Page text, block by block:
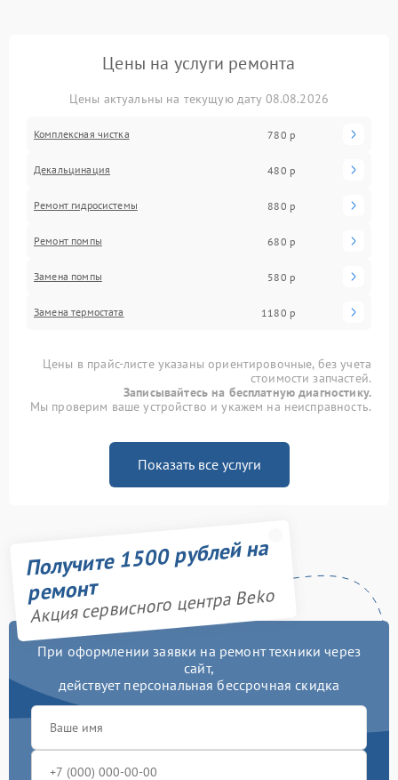
Цены на услуги ремонта
Цены актуальны на текущую дату 08.08.2026
Комплексная чистка 780 р
Декальцинация 480 р
Ремонт гидросистемы 880 р
Ремонт помпы 680 р
Замена помпы 580 р
Замена термостата 1180 р
Цены в прайс-листе указаны ориентировочные, без учета
стоимости запчастей.
Записывайтесь на бесплатную диагностику.
Мы проверим ваше устройство и укажем на неисправность.
Показать все услуги
Получите 1500 рублей на
ремонт
Акция сервисного центра Beko
При оформлении заявки на ремонт техники через
сайт,
действует персональная бессрочная скидка